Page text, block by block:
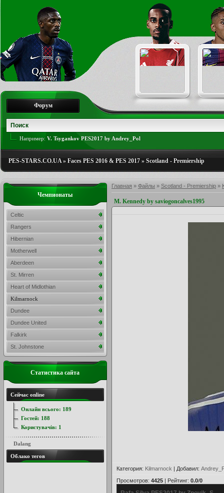
Форум
Например: V. Tsygankov PES2017 by Andrey_Pol
PES-STARS.CO.UA» Faces PES 2016 & PES 2017 » Scotland - Premiership
Главная » Файлы » Scotland - Premiership »
M. Kennedy by saviogoncalves1995
Категория: Kilmarnock | Добавил:
Просмотров: 4425 | Рейтинг: 0.0/0
Чемпионаты
Celtic
Rangers
Hibernian
Motherwell
Aberdeen
St. Mirren
Heart of Midlothian
Kilmarnock
Dundee
Dundee United
Falkirk
St. Johnstone
Статистика сайта
Сейчас online
Онлайн всього: 189
Гостей: 188
Користувачів: 1
Dalang
Облако тегов